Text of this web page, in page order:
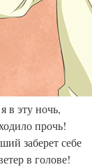
в эту ночь,
прочь!
заберет себе
в голове!